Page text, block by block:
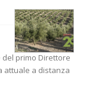
primo Direttore
attuale a distanza